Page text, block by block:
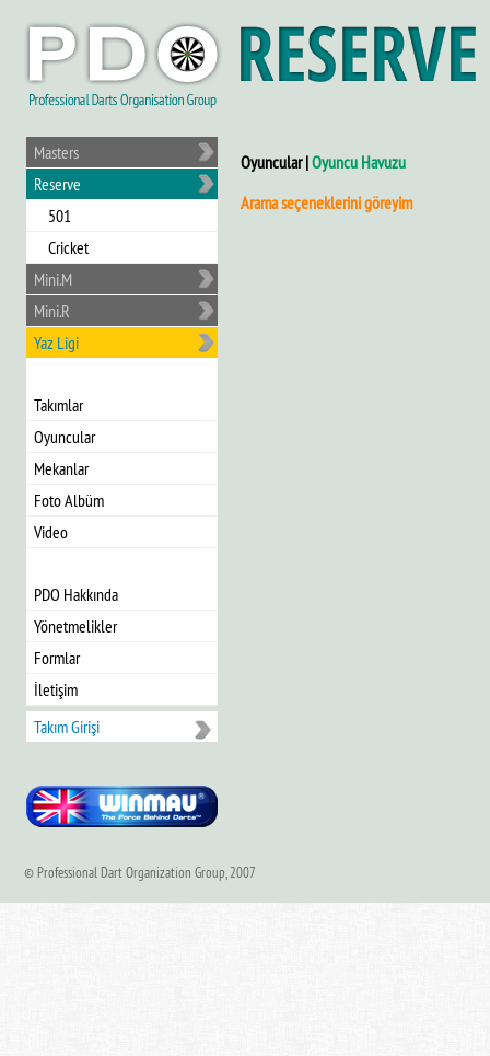
Masters
Reserve
501
Cricket
Mini.M
Mini.R
Yaz Ligi
Takımlar
Oyuncular
Mekanlar
Foto Albüm
Video
PDO Hakkında
Yönetmelikler
Formlar
İletişim
Takım Girişi
Oyuncular |Oyuncu Havuzu
Arama seçeneklerini göreyim
© Professional Dart Organization Group, 2007